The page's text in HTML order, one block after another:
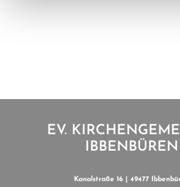
EV.
IBBENBÜREN
Kanalstraße 16 | 49477